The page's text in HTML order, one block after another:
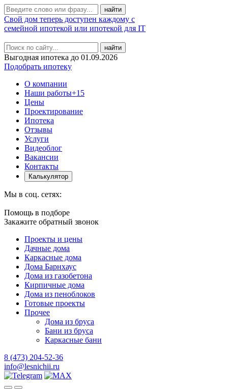
Свой дом теперь доступен каждому с
семейной ипотекой или ипотекой для IT
найти
Выгодная ипотека до 01.09.2026
Подобрать ипотеку
О компании
Наши работы+15
Цены
Проектирование
Ипотека
Отзывы
Услуги
Видеоблог
Вакансии
Контакты
Калькулятор
Мы в соц. сетях:
Помощь в подборе
Закажите обратный звонок
Проекты и цены
Дачные дома
Каркасные дома
Дома Барнхаус
Дома из газобетона
Кирпичные дома
Дома из пеноблоков
Готовые проекты
Прочее
Дома из бруса
Бани из бруса
Каркасные бани
8 (473) 204-52-36
info@lesnichii.ru